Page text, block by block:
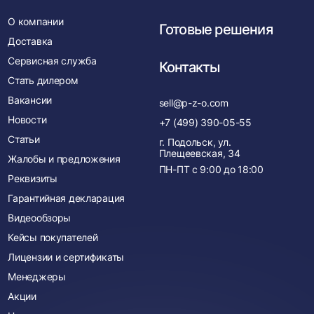
О компании
Доставка
Сервисная служба
Стать дилером
Вакансии
Новости
Статьи
Жалобы и предложения
Реквизиты
Гарантийная декларация
Видеообзоры
Кейсы покупателей
Лицензии и сертификаты
Менеджеры
Акции
Готовые решения
Контакты
sell@p-z-o.com
+7 (499) 390-05-55
г. Подольск, ул.
Плещеевская, 34
ПН-ПТ с 9:00 до 18:00